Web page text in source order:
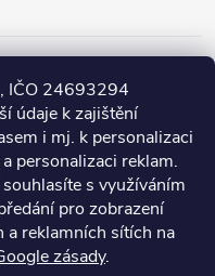
IČO 24693294
údaje k zajištění
i mj. k personalizaci
personalizaci reklam.
s využíváním
pro zobrazení
a reklamních sítích na
zásady.